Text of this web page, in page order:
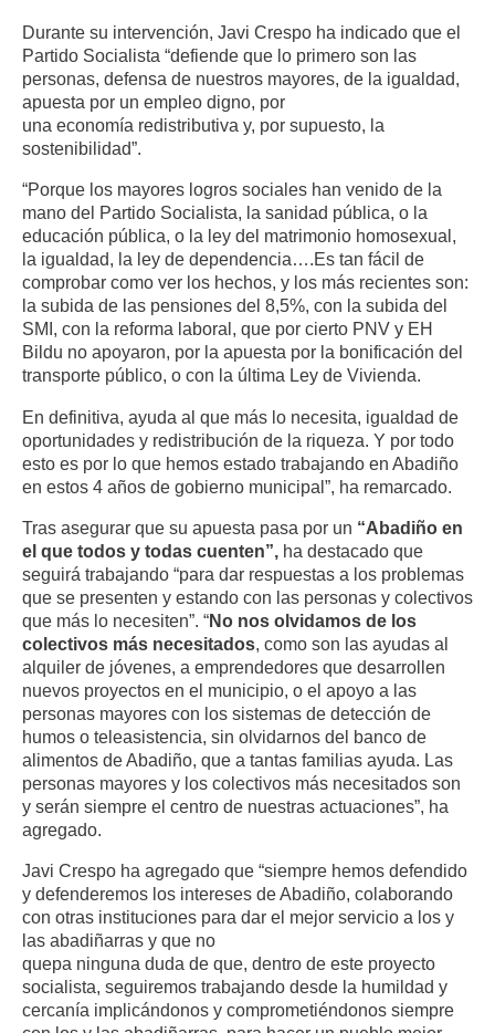
Durante su intervención, Javi Crespo ha indicado que el
Partido Socialista “defiende que lo primero son las
personas, defensa de nuestros mayores, de la igualdad,
apuesta por un empleo digno, por
una economía redistributiva y, por supuesto, la
sostenibilidad”.
“Porque los mayores logros sociales han venido de la
mano del Partido Socialista, la sanidad pública, o la
educación pública, o la ley del matrimonio homosexual,
la igualdad, la ley de dependencia….Es tan fácil de
comprobar como ver los hechos, y los más recientes son:
la subida de las pensiones del 8,5%, con la subida del
SMI, con la reforma laboral, que por cierto PNV y EH
Bildu no apoyaron, por la apuesta por la bonificación del
transporte público, o con la última Ley de Vivienda.
En definitiva, ayuda al que más lo necesita, igualdad de
oportunidades y redistribución de la riqueza. Y por todo
esto es por lo que hemos estado trabajando en Abadiño
en estos 4 años de gobierno municipal”, ha remarcado.
Tras asegurar que su apuesta pasa por un “Abadiño en
el que todos y todas cuenten”, ha destacado que
seguirá trabajando “para dar respuestas a los problemas
que se presenten y estando con las personas y colectivos
que más lo necesiten”. “No nos olvidamos de los
colectivos más necesitados, como son las ayudas al
alquiler de jóvenes, a emprendedores que desarrollen
nuevos proyectos en el municipio, o el apoyo a las
personas mayores con los sistemas de detección de
humos o teleasistencia, sin olvidarnos del banco de
alimentos de Abadiño, que a tantas familias ayuda. Las
personas mayores y los colectivos más necesitados son
y serán siempre el centro de nuestras actuaciones”, ha
agregado.
Javi Crespo ha agregado que “siempre hemos defendido
y defenderemos los intereses de Abadiño, colaborando
con otras instituciones para dar el mejor servicio a los y
las abadiñarras y que no
quepa ninguna duda de que, dentro de este proyecto
socialista, seguiremos trabajando desde la humildad y
cercanía implicándonos y comprometiéndonos siempre